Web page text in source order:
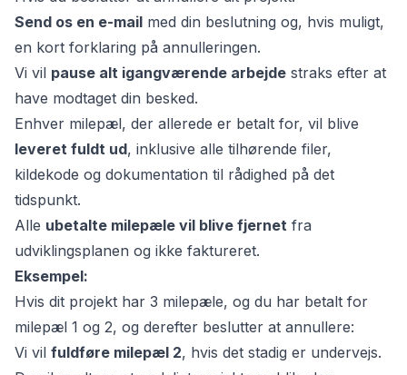
Send os en e-mail med din beslutning og, hvis muligt,
en kort forklaring på annulleringen.
Vi vil pause alt igangværende arbejde straks efter at
have modtaget din besked.
Enhver milepæl, der allerede er betalt for, vil blive
leveret fuldt ud, inklusive alle tilhørende filer,
kildekode og dokumentation til rådighed på det
tidspunkt.
Alle ubetalte milepæle vil blive fjernet fra
udviklingsplanen og ikke faktureret.
Eksempel:
Hvis dit projekt har 3 milepæle, og du har betalt for
milepæl 1 og 2, og derefter beslutter at annullere:
Vi vil fuldføre milepæl 2, hvis det stadig er undervejs.